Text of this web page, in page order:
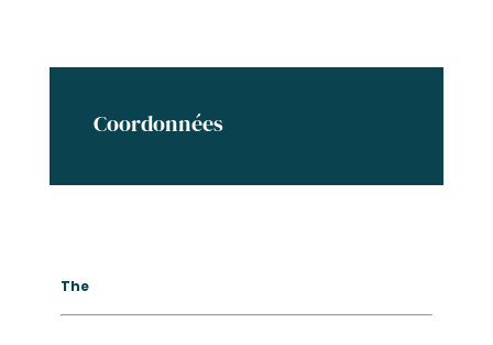
Coordonnées
The